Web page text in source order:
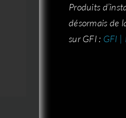
Nous pouvons
rayons avec
Produits
désormais de
sur GFI : GFI |